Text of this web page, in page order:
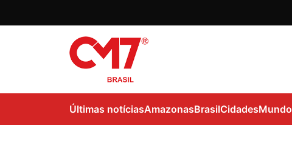
Últimas notíciasAmazonasBrasilCidadesMundo